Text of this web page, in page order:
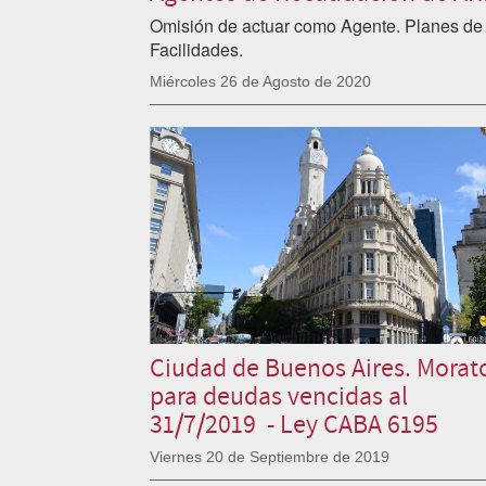
Omisión de actuar como Agente. Planes de
Facilidades.
Miércoles 26 de Agosto de 2020
Ciudad de Buenos Aires.
para deudas vencidas al
31/7/2019 - Ley CABA 6195
Viernes 20 de Septiembre de 2019